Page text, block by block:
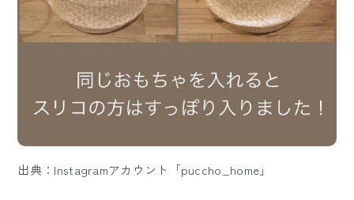
出典：Instagramアカウント「puccho_home」